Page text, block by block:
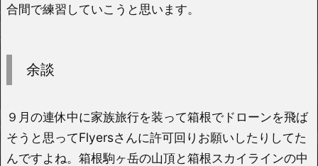
合間で練習していこうと思います。
余談
９月の連休中に家族旅行を装って箱根でドローンを飛ば
そうと思ってFlyersさんに許可回りお願いしたりしてた
んですよね。箱根駒ヶ岳の山頂と箱根スカイラインの中